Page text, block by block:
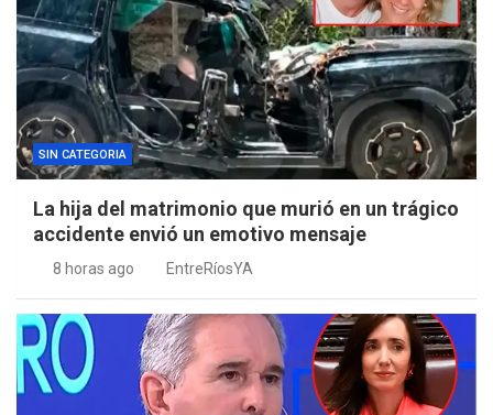
SIN CATEGORIA
La hija del matrimonio que murió en un trágico
accidente envió un emotivo mensaje
8 horas ago EntreRíosYA